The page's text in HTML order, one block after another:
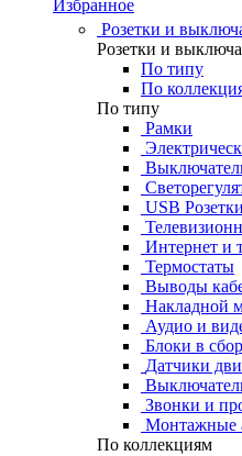
Избранное
Розетки и
Розетки и
По типу
По
По типу
Рамки
USB Розетки
Интернет и
Термостаты
Выводы
Накладной
Аудио и
Блоки в
Датчики
Звонки и
Монтажные
По коллекциям